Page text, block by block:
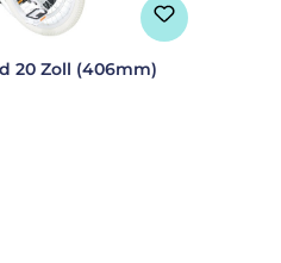
20 Zoll (406mm)